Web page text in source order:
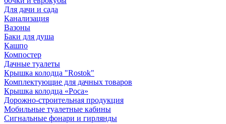
Для дачи и сада
Канализация
Вазоны
Баки для душа
Кашпо
Компостер
Дачные туалеты
Крышка колодца "Rostok"
Комплектующие для дачных товаров
Крышка колодца «Роса»
Дорожно-строительная продукция
Мобильные туалетные кабины
Сигнальные фонари и гирлянды